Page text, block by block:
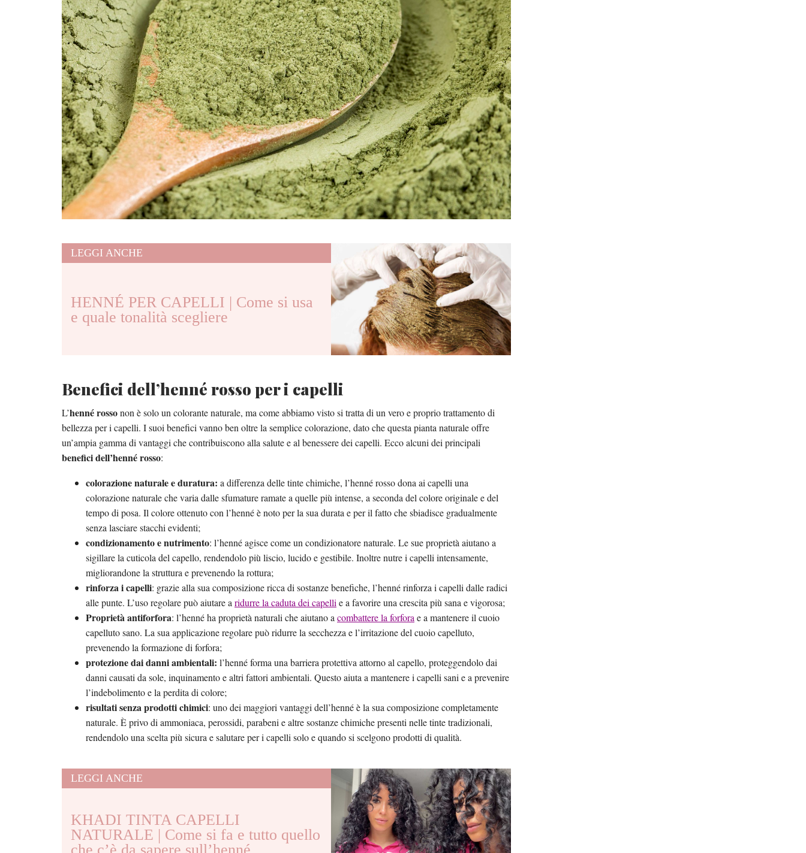
LEGGI ANCHE
HENNÉ PER CAPELLI | Come si usa
e quale tonalità scegliere
Benefici dell’henné rosso per i capelli
L’henné rossonon è solo un colorante naturale, ma come abbiamo visto si tratta di un vero e proprio trattamento di
bellezza per i capelli. I suoi benefici vanno ben oltre la semplice colorazione, dato che questa pianta naturale offre
un’ampia gamma di vantaggi che contribuiscono alla salute e al benessere dei capelli. Ecco alcuni dei principali
benefici dell’henné rosso:
colorazione naturale e duratura: a differenza delle tinte chimiche, l’henné rosso dona ai capelli una
colorazione naturale che varia dalle sfumature ramate a quelle più intense, a seconda del colore originale e del
tempo di posa. Il colore ottenuto con l’henné è noto per la sua durata e per il fatto che sbiadisce gradualmente
senza lasciare stacchi evidenti;
condizionamento e nutrimento: l’henné agisce come un condizionatore naturale. Le sue proprietà aiutano a
sigillare la cuticola del capello, rendendolo più liscio, lucido e gestibile. Inoltre nutre i capelli intensamente,
migliorandone la struttura e prevenendo la rottura;
rinforza i capelli: grazie alla sua composizione ricca di sostanze benefiche, l’henné rinforza i capelli dalle radici
alle punte. L’uso regolare può aiutare a ridurre la caduta dei capelli e a favorire una crescita più sana e vigorosa;
Proprietà antiforfora: l’henné ha proprietà naturali che aiutano a combattere la forfora e a mantenere il cuoio
capelluto sano. La sua applicazione regolare può ridurre la secchezza e l’irritazione del cuoio capelluto,
prevenendo la formazione di forfora;
protezione dai danni ambientali: l’henné forma una barriera protettiva attorno al capello, proteggendolo dai
danni causati da sole, inquinamento e altri fattori ambientali. Questo aiuta a mantenere i capelli sani e a prevenire
l’indebolimento e la perdita di colore;
risultati senza prodotti chimici: uno dei maggiori vantaggi dell’henné è la sua composizione completamente
naturale. È privo di ammoniaca, perossidi, parabeni e altre sostanze chimiche presenti nelle tinte tradizionali,
rendendolo una scelta più sicura e salutare per i capelli solo e quando si scelgono prodotti di qualità.
LEGGI ANCHE
KHADI TINTA CAPELLI
NATURALE | Come si fa e tutto quello